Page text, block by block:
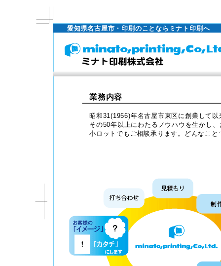
愛知県名古屋市・印刷のことならミナト印刷へ
業務内容
昭和31(1956)年名古屋市東区に創業して
その50年以上にわたるノウハウを生かし
小ロットでもご相談承ります。どんなこ